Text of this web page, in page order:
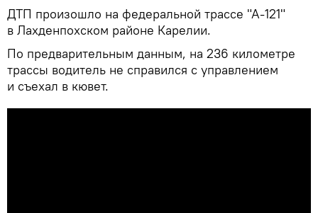
ДТП произошло на федеральной трассе "А-121"
в Лахденпохском районе Карелии.
По предварительным данным, на 236 километре
трассы водитель не справился с управлением
и съехал в кювет.